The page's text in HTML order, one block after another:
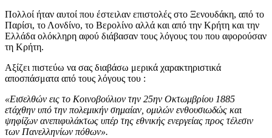
Πολλοί ήταν αυτοί που έστειλαν επιστολές στο Ξενουδάκη, από το
Παρίσι, το Λονδίνο, το Βερολίνο αλλά και από την Κρήτη και την
Ελλάδα ολόκληρη αφού διάβασαν τους λόγους του που αφορούσαν
τη Κρήτη.
Αξίζει πιστεύω να σας διαβάσω μερικά χαρακτηριστικά
αποσπάσματα από τους λόγους του :
«Εισελθών εις το Κοινοβούλιον την 25ην Οκτωμβρίου 1885
ετάχθην υπό την πολεμικήν σημαίαν, ομιλών ενθουσιωδώς και
ψηφίζων ανεπιφυλάκτως υπέρ της εθνικής ενεργείας προς τέλεσιν
των Πανελληνίων πόθων».